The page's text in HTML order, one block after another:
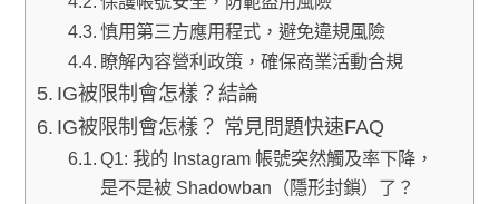
慎用第三方應用程式，避免違規風險
瞭解內容營利政策，確保商業活動合規
IG被限制會怎樣？結論
IG被限制會怎樣？ 常見問題快速FAQ
Q1: 我的 Instagram 帳號突然觸及率下降，
是不是被 Shadowban（隱形封鎖）了？